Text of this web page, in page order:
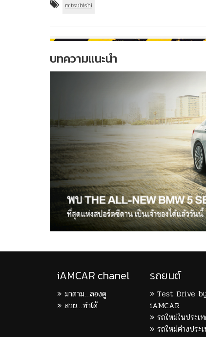
mitsubishi
บทความแนะนำ
iAMCAR chanel
มาดาม…ลองดู
สวย…ทำได้
รถยนต์
Test Drive by
iAMCAR
รถใหม่ในประเ
รถใหม่ต่างประ